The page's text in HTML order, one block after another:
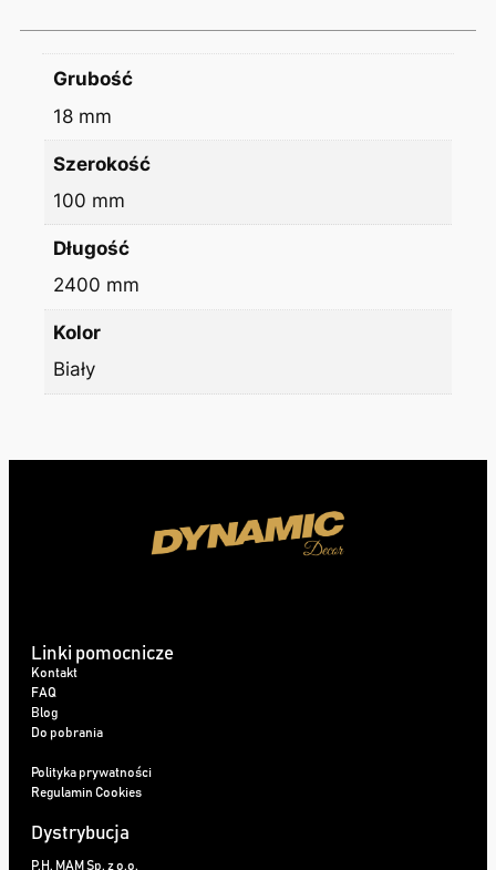
Grubość
18 mm
Szerokość
100 mm
Długość
2400 mm
Kolor
Biały
Linki pomocnicze
Kontakt
FAQ
Blog
Do pobrania
Polityka prywatności
Regulamin Cookies
Dystrybucja
P.H. MAM Sp. z o.o.